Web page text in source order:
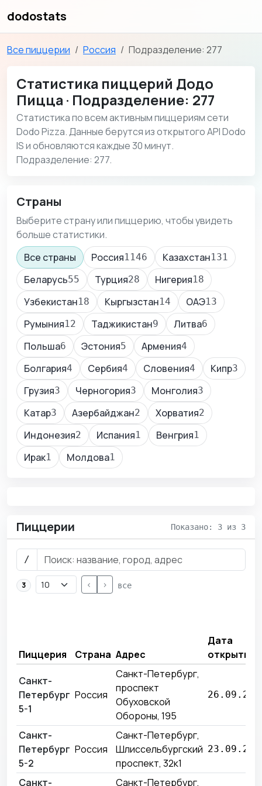
dodostats
Все пиццерии Россия Подразделение: 277
Статистика пиццерий Додо
Пицца · Подразделение: 277
Статистика по всем активным пиццериям сети
Dodo Pizza. Данные берутся из открытого API Dodo
IS и обновляются каждые 30 минут.
Подразделение: 277.
Страны
Выберите страну или пиццерию, чтобы увидеть
больше статистики.
Все страны
Россия1146 Казахстан131
Беларусь55 Турция28 Нигерия18
Узбекистан18 Кыргызстан14 ОАЭ13
Румыния12 Таджикистан9 Литва6
Польша6 Эстония5 Армения4
Болгария4 Сербия4 Словения4 Кипр3
Грузия3 Черногория3 Монголия3
Катар3 Азербайджан2 Хорватия2
Индонезия2 Испания1 Венгрия1
Ирак1 Молдова1
Пиццерии Показано: 3 из 3
/
3 < > все
Пиццерия Страна Адрес
Дата
открытия
Санкт-
Петербург
5-1
Россия
Санкт-Петербург,
проспект
Обуховской
Обороны, 195
Санкт-
Петербург
5-2
Россия
Санкт-Петербург,
Шлиссельбургский
проспект, 32к1
Санкт- Санкт-Петербург,